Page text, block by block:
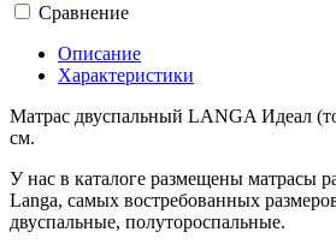
Сравнение
Описание
Характеристики
Матрас двуспальный LANGA Идеал
см.
У нас в каталоге размещены матрасы
Langa, самых востребованных
двуспальные, полутороспальные.